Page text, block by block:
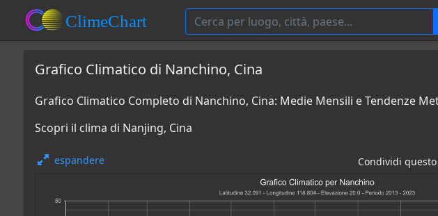
Grafico Climatico di Nanchino, Cina
Grafico Climatico Completo di Nanchino, Cina: Medie Mensili e Tendenze
Scopri il clima di Nanjing, Cina
espandere Condividi